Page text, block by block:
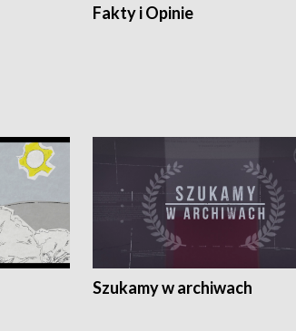
Fakty i Opinie
Szukamy w archiwach